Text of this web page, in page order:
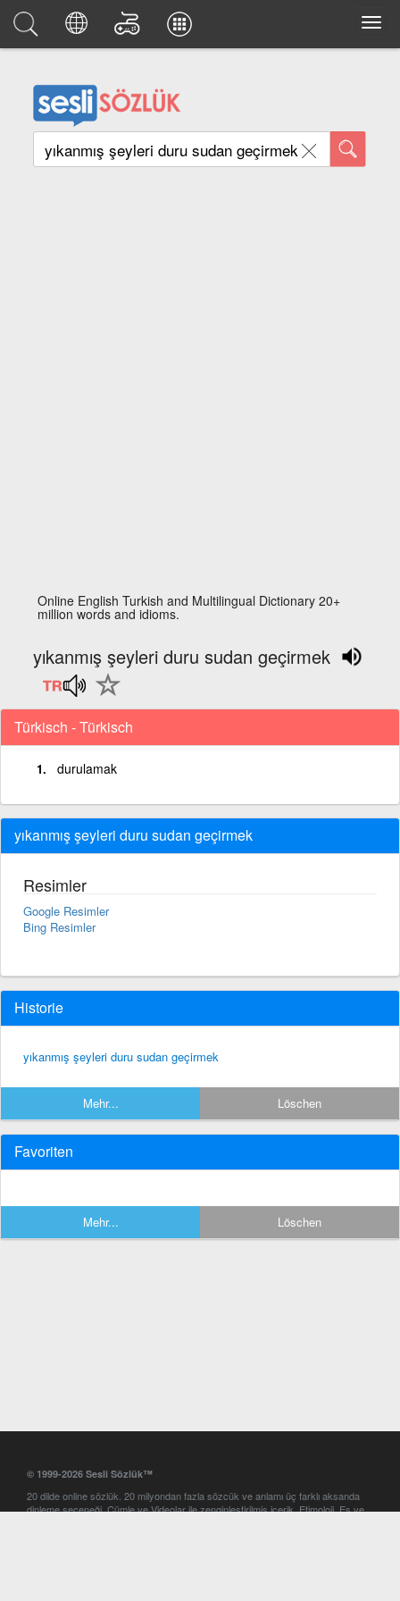
Online English Turkish and Multilingual Dictionary 20+
million words and idioms.
yıkanmış şeyleri duru sudan geçirmek
Türkisch - Türkisch
durulamak
yıkanmış şeyleri duru sudan geçirmek
Resimler
Google Resimler
Bing Resimler
Historie
yıkanmış şeyleri duru sudan geçirmek
Mehr... Löschen
Favoriten
Mehr... Löschen
© 1999-2026 Sesli Sözlük™
20 dilde online sözlük. 20 milyondan fazla sözcük ve anlamı üç farklı aksanda
dinleme seçeneği. Cümle ve Videolar ile zenginleştirilmiş içerik. Etimoloji, Eş ve